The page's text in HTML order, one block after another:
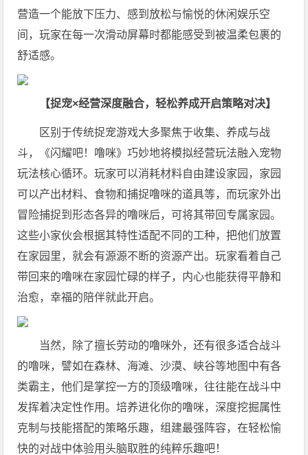
营造一个能放下压力、感到放松与愉悦的休闲娱乐空
间，玩家在每一次滑动屏幕时都能感受到被温柔包裹的
舒适感。
【捉宠×经营深度融合，轻松养成开启策略对决】
区别于传统捉宠游戏大多聚焦于收集、养成与战
斗，《闪耀吧！噜咪》巧妙地将模拟经营玩法融入宠物
玩法核心循环。玩家可以消耗材料自由建设家园，家园
可以产出材料、食物和捕捉噜咪的道具等，而玩家外出
冒险捕捉到形态各异的噜咪后，可将其带回专属家园。
这些小家伙会根据其特性适配不同的工种，把他们放置
在家园里，就会有源源不断的资源产出。玩家看着自己
带回来的噜咪在家园忙碌的样子，内心也能获得平静和
治愈，幸福的陪伴就此开启。
当然，除了擅长劳动的噜咪外，还有很多适合战斗
的噜咪，譬如在森林、海滩、沙漠、峡谷等地图中有各
类霸主，他们是掌控一方的顶级噜咪，往往能在战斗中
发挥着决定性作用。培养进化你的噜咪，深度挖掘属性
克制与技能搭配的策略乐趣，组建最强阵容，在轻松愉
快的对战中体验用头脑取胜的纯粹乐趣吧！